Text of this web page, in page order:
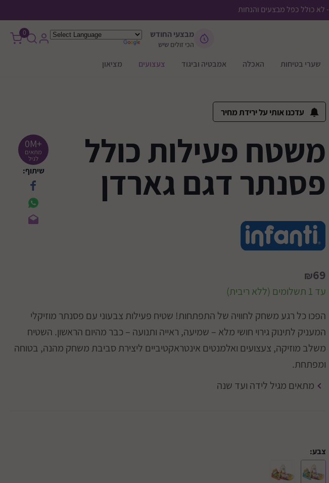
- לא כולל כפל מבצעים והנחות
שערי בטיחות האכלה אמבטיה וביגוד צעצועים מציאון
מבצעי החודש
הכי זולים שיש
0
עדכנו אותי על ירידת מחיר
משטח פעילות כולל
פסנתר דגם גארדן
₪69
עד 1 תשלומים (ללא ריבית)
+0M
מתאים
לגיל
שיתוף:
הפכו כל רגע משחק לחוויה של התפתחות! שטיח פעילות צבעוני עם פסנתר מוזיקלי
המעניק לתינוק גירוי חושי מלא – שמיעה, ראייה ותנועה – כבר מהיום הראשון. השטיח
משלב מוזיקה, צעצועים ואלמנטים אינטראקטיביים ליצירת סביבת משחק מהנה, בטוחה
ומפתחת.
מתאים מגיל לידה ועד שנה
צבע: